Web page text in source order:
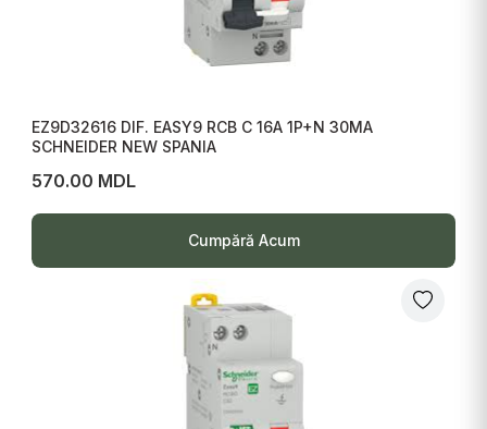
EZ9D32616 DIF. EASY9 RCB C 16A 1P+N 30MA
SCHNEIDER NEW SPANIA
570.00 MDL
Cumpără Acum